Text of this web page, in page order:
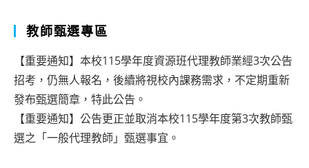
教師甄選專區
【重要通知】本校115學年度資源班代理教師業經3次公告
招考，仍無人報名，後續將視校內課務需求，不定期重新
發布甄選簡章，特此公告。
【重要通知】公告更正並取消本校115學年度第3次教師甄
選之「一般代理教師」甄選事宜。